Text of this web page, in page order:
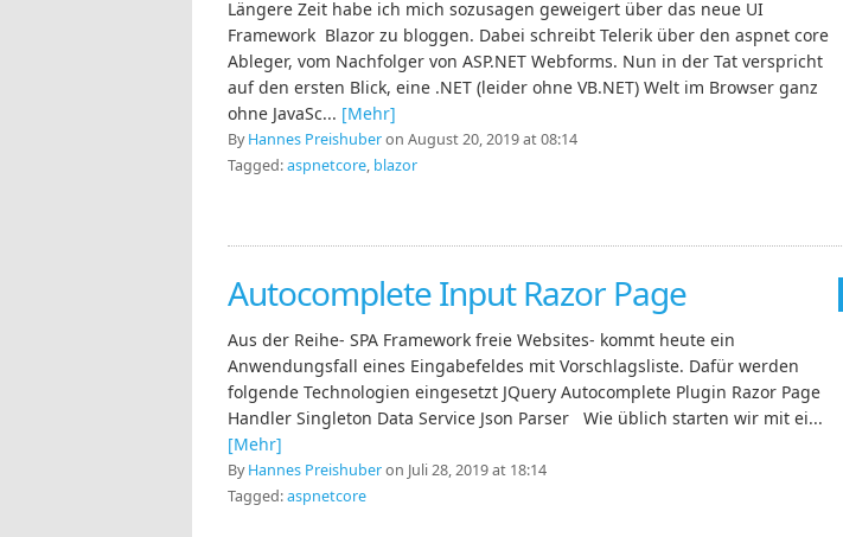
Längere Zeit habe ich mich sozusagen geweigert über das neue UI
Framework Blazor zu bloggen. Dabei schreibt Telerik über den aspnet core
Ableger, vom Nachfolger von ASP.NET Webforms. Nun in der Tat verspricht
auf den ersten Blick, eine .NET (leider ohne VB.NET) Welt im Browser ganz
ohne JavaSc... [Mehr]
ByHannes Preishuberon August 20, 2019 at 08:14
Tagged:aspnetcore, blazor
Autocomplete Input Razor Page
Aus der Reihe- SPA Framework freie Websites- kommt heute ein
Anwendungsfall eines Eingabefeldes mit Vorschlagsliste. Dafür werden
folgende Technologien eingesetzt JQuery Autocomplete Plugin Razor Page
Handler Singleton Data Service Json Parser Wie üblich starten wir mit ei...
[Mehr]
ByHannes Preishuberon Juli 28, 2019 at 18:14
Tagged:aspnetcore